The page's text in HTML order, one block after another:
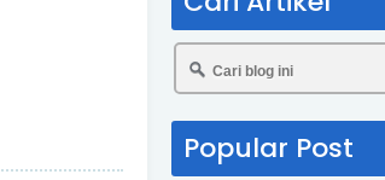
Popular Post